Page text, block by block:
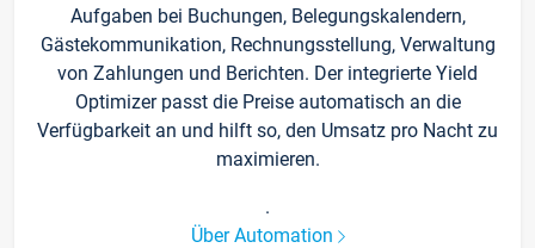
Aufgaben bei Buchungen, Belegungskalendern,
Gästekommunikation, Rechnungsstellung, Verwaltung
von Zahlungen und Berichten. Der integrierte Yield
Optimizer passt die Preise automatisch an die
Verfügbarkeit an und hilft so, den Umsatz pro Nacht zu
maximieren.
.
Über Automation